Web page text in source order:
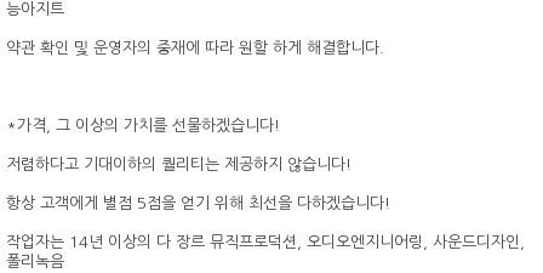
능아지트
약관 확인 및 운영자의 중재에 따라 원할 하게 해결합니다.
*가격, 그 이상의 가치를 선물하겠습니다!
저렴하다고 기대이하의 퀄리티는 제공하지 않습니다!
항상 고객에게 별점 5점을 얻기 위해 최선을 다하겠습니다!
작업자는 14년 이상의 다 장르 뮤직프로덕션, 오디오엔지니어링, 사운드디자인,
폴리녹음